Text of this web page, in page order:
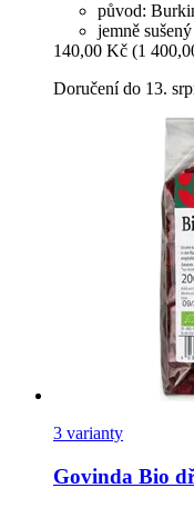
původ:
jemně sušený
140,00 Kč (1
Doručení do 13.
3 varianty
Govinda Bio